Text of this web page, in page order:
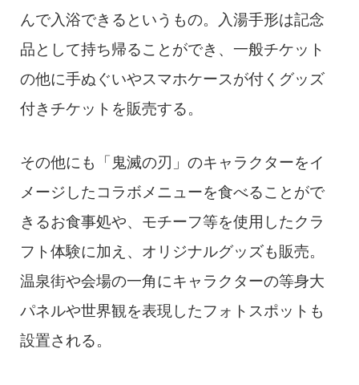
んで入浴できるというもの。入湯手形は記念
品として持ち帰ることができ、一般チケット
の他に手ぬぐいやスマホケースが付くグッズ
付きチケットを販売する。
その他にも「鬼滅の刃」のキャラクターをイ
メージしたコラボメニューを食べることがで
きるお食事処や、モチーフ等を使用したクラ
フト体験に加え、オリジナルグッズも販売。
温泉街や会場の一角にキャラクターの等身大
パネルや世界観を表現したフォトスポットも
設置される。